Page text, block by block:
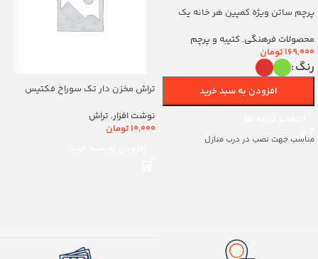
پرچم ساتن ویژه کمپین هر خانه یک
(700263)vمحصولات فرهنگی, کتیبه و پرچم
169,000تومان
رنگ
افزودن به سبد خرید
مناسب جهت نصب در درب منازل
تراش مخزن دار تک سوراخ فکتیس
نوشت افزار, تراش
10,000تومان